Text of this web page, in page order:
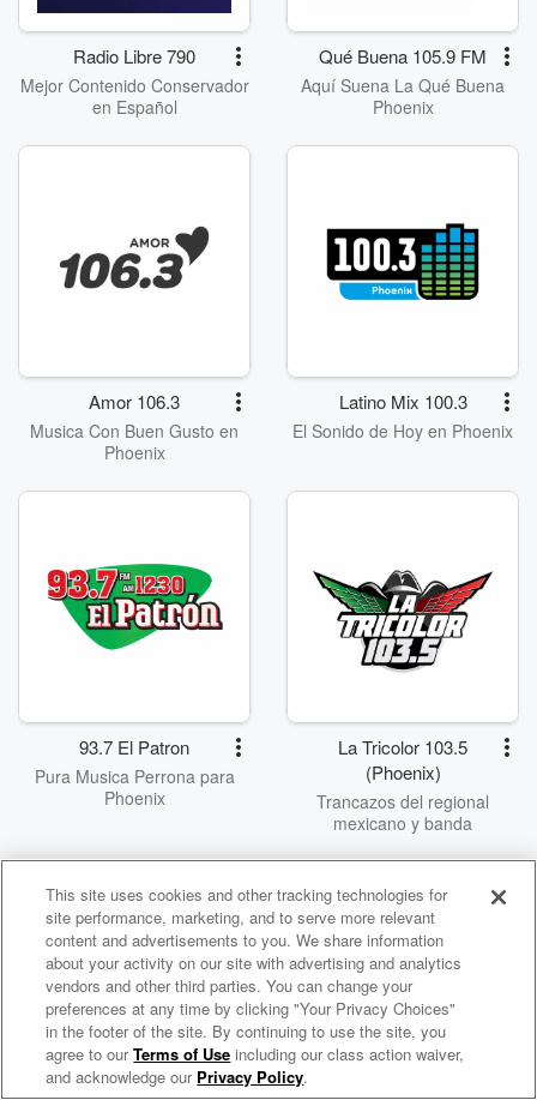
Radio Libre 790
Mejor Contenido Conservador
en Español
Qué Buena 105.9 FM
Aquí Suena La Qué Buena
Phoenix
Amor 106.3
Musica Con Buen Gusto en
Phoenix
Latino Mix 100.3
El Sonido de Hoy en Phoenix
93.7 El Patron
Pura Musica Perrona para
Phoenix
La Tricolor 103.5
(Phoenix)
Trancazos del regional
mexicano y banda
WNCI 97.9
Columbus' #1 Hit Music Station
This site uses cookies and other tracking technologies for
site performance, marketing, and to serve more relevant
content and advertisements to you. We share information
about your activity on our site with advertising and analytics
vendors and other third parties. You can change your
preferences at any time by clicking "Your Privacy Choices"
in the footer of the site. By continuing to use the site, you
agree to ourTerms of Use including our class action waiver,
and acknowledge our Privacy Policy.